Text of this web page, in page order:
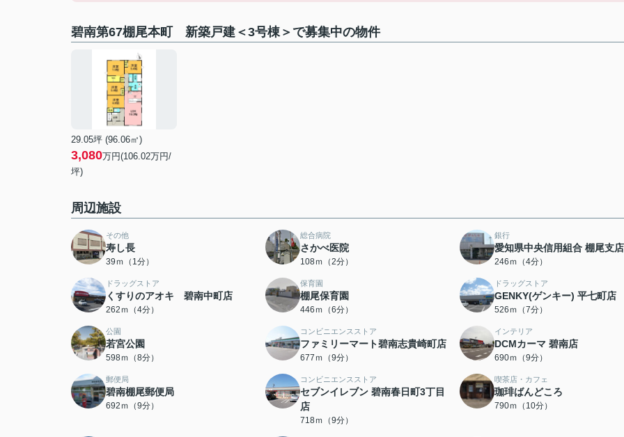
碧南第67棚尾本町 新築戸建＜3号棟＞で募集中の物件
29.05坪 (96.06㎡)
3,080万円(106.02万円/
坪)
周辺施設
その他
寿し長
39ｍ（1分）
総合病院
さかべ医院
108ｍ（2分）
銀行
愛知県中央信用組合 棚尾支店
246ｍ（4分）
ドラッグストア
くすりのアオキ 碧南中町店
262ｍ（4分）
保育園
棚尾保育園
446ｍ（6分）
ドラッグストア
GENKY(ゲンキー) 平七町店
526ｍ（7分）
公園
若宮公園
598ｍ（8分）
コンビニエンスストア
ファミリーマート碧南志貴崎町店
677ｍ（9分）
インテリア
DCMカーマ 碧南店
690ｍ（9分）
郵便局
碧南棚尾郵便局
692ｍ（9分）
コンビニエンスストア
セブンイレブン 碧南春日町3丁目
店
718ｍ（9分）
喫茶店・カフェ
珈琲ばんどころ
790ｍ（10分）